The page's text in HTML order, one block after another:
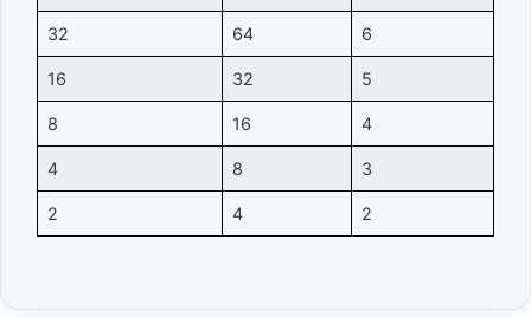
32 64 6
16 32 5
8 16 4
4 8 3
2 4 2